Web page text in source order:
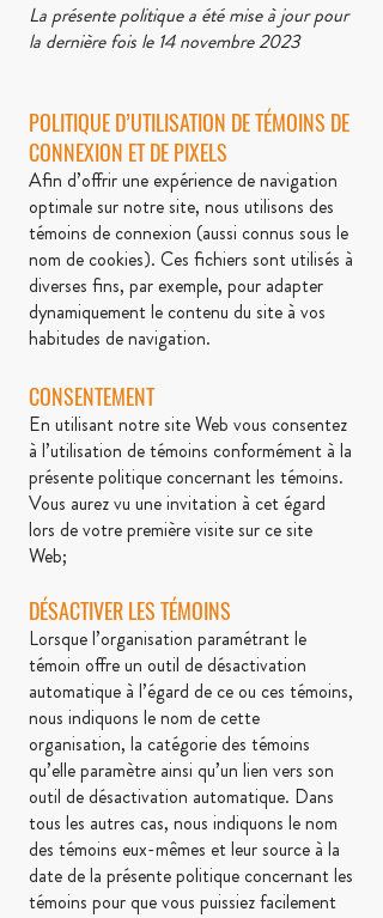
La présente politique a été mise à jour pour
la dernière fois le 14 novembre 2023
POLITIQUE D’UTILISATION DE TÉMOINS DE
CONNEXION ET DE PIXELS
Afin d’offrir une expérience de navigation
optimale sur notre site, nous utilisons des
témoins de connexion (aussi connus sous le
nom de cookies). Ces fichiers sont utilisés à
diverses fins, par exemple, pour adapter
dynamiquement le contenu du site à vos
habitudes de navigation.
CONSENTEMENT
En utilisant notre site Web vous consentez
à l’utilisation de témoins conformément à la
présente politique concernant les témoins.
Vous aurez vu une invitation à cet égard
lors de votre première visite sur ce site
Web;
DÉSACTIVER LES TÉMOINS
Lorsque l’organisation paramétrant le
témoin offre un outil de désactivation
automatique à l’égard de ce ou ces témoins,
nous indiquons le nom de cette
organisation, la catégorie des témoins
qu’elle paramètre ainsi qu’un lien vers son
outil de désactivation automatique. Dans
tous les autres cas, nous indiquons le nom
des témoins eux-mêmes et leur source à la
date de la présente politique concernant les
témoins pour que vous puissiez facilement